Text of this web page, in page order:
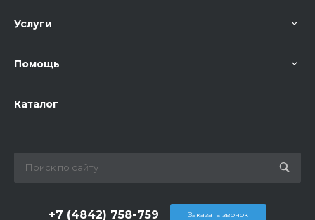
Услуги
Помощь
Каталог
+7 (4842) 758-759 Заказать звонок